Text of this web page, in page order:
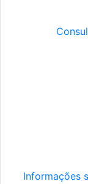
Informações